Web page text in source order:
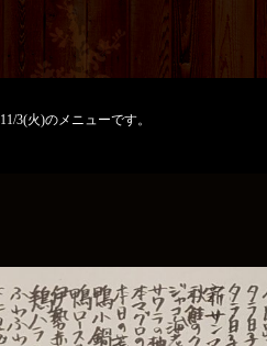
11/3(火)のメニューです。